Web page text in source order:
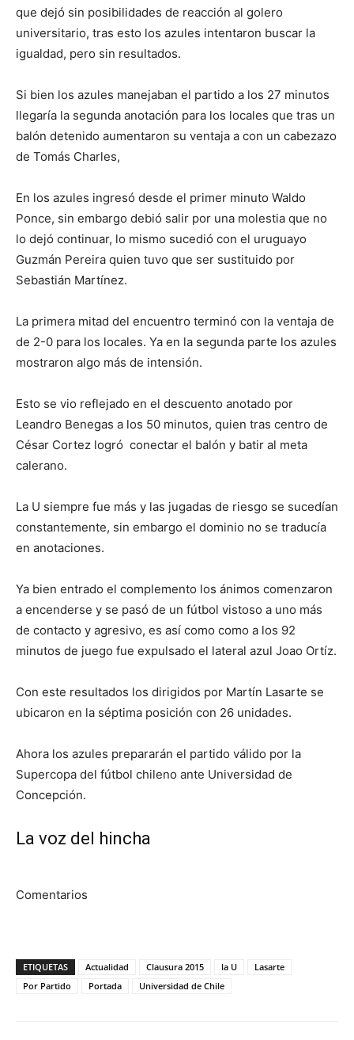
que dejó sin posibilidades de reacción al golero
universitario, tras esto los azules intentaron buscar la
igualdad, pero sin resultados.
Si bien los azules manejaban el partido a los 27 minutos
llegaría la segunda anotación para los locales que tras un
balón detenido aumentaron su ventaja a con un cabezazo
de Tomás Charles,
En los azules ingresó desde el primer minuto Waldo
Ponce, sin embargo debió salir por una molestia que no
lo dejó continuar, lo mismo sucedió con el uruguayo
Guzmán Pereira quien tuvo que ser sustituido por
Sebastián Martínez.
La primera mitad del encuentro terminó con la ventaja de
de 2-0 para los locales. Ya en la segunda parte los azules
mostraron algo más de intensión.
Esto se vio reflejado en el descuento anotado por
Leandro Benegas a los 50 minutos, quien tras centro de
César Cortez logró conectar el balón y batir al meta
calerano.
La U siempre fue más y las jugadas de riesgo se sucedían
constantemente, sin embargo el dominio no se traducía
en anotaciones.
Ya bien entrado el complemento los ánimos comenzaron
a encenderse y se pasó de un fútbol vistoso a uno más
de contacto y agresivo, es así como como a los 92
minutos de juego fue expulsado el lateral azul Joao Ortíz.
Con este resultados los dirigidos por Martín Lasarte se
ubicaron en la séptima posición con 26 unidades.
Ahora los azules prepararán el partido válido por la
Supercopa del fútbol chileno ante Universidad de
Concepción.
La voz del hincha
Comentarios
ETIQUETAS Actualidad Clausura 2015 la U
Lasarte
Por Partido
Portada Universidad de Chile